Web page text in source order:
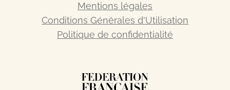
Mentions légales
Conditions Générales d'Utilisation
Politique de confidentialité